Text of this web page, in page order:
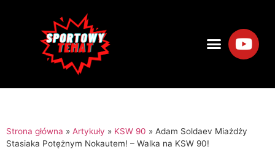
Strona główna » Artykuły » KSW 90 » Adam Soldaev Miażdży
Stasiaka Potężnym Nokautem! – Walka na KSW 90!